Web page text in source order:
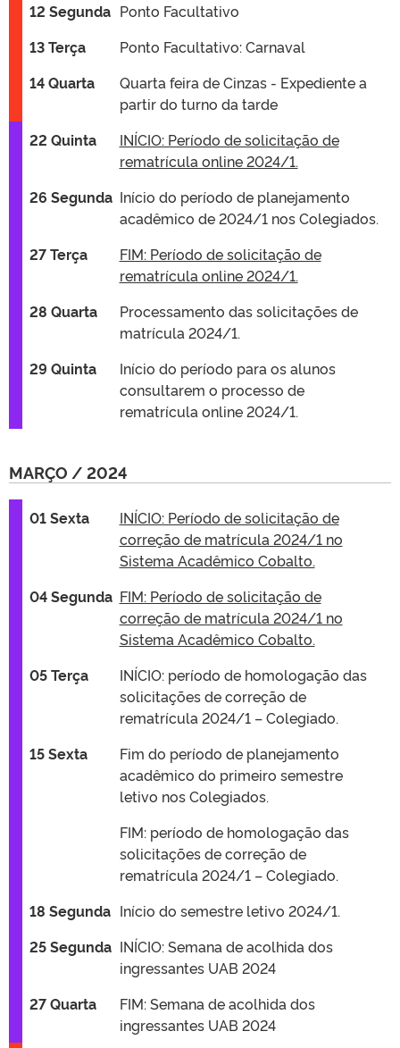
12 Segunda Ponto Facultativo
13 Terça
Ponto Facultativo: Carnaval
14 Quarta
Quarta feira de Cinzas - Expediente a
partir do turno da tarde
22 Quinta
INÍCIO: Período de solicitação de
rematrícula online 2024/1.
26 Segunda Início do período de planejamento
acadêmico de 2024/1 nos Colegiados.
27 Terça
FIM: Período de solicitação de
rematrícula online 2024/1.
28 Quarta
Processamento das solicitações de
matrícula 2024/1.
29 Quinta
Início do período para os alunos
consultarem o processo de
rematrícula online 2024/1.
MARÇO / 2024
01 Sexta
INÍCIO: Período de solicitação de
correção de matrícula 2024/1 no
Sistema Acadêmico Cobalto.
04 Segunda FIM: Período de solicitação de
correção de matrícula 2024/1 no
Sistema Acadêmico Cobalto.
05 Terça
INÍCIO: período de homologação das
solicitações de correção de
rematrícula 2024/1 – Colegiado.
15 Sexta
Fim do período de planejamento
acadêmico do primeiro semestre
letivo nos Colegiados.
FIM: período de homologação das
solicitações de correção de
rematrícula 2024/1 – Colegiado.
18 Segunda Início do semestre letivo 2024/1.
25 Segunda INÍCIO: Semana de acolhida dos
ingressantes UAB 2024
27 Quarta
FIM: Semana de acolhida dos
ingressantes UAB 2024